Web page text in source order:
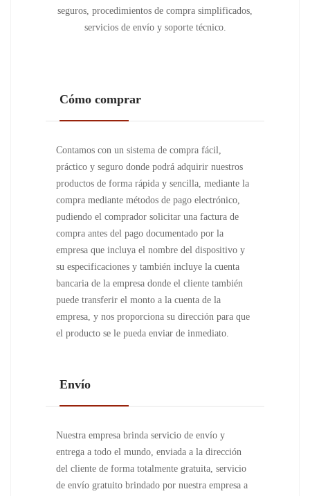
seguros, procedimientos de compra simplificados,
servicios de envío y soporte técnico.
Cómo comprar
Contamos con un sistema de compra fácil,
práctico y seguro donde podrá adquirir nuestros
productos de forma rápida y sencilla, mediante la
compra mediante métodos de pago electrónico,
pudiendo el comprador solicitar una factura de
compra antes del pago documentado por la
empresa que incluya el nombre del dispositivo y
su especificaciones y también incluye la cuenta
bancaria de la empresa donde el cliente también
puede transferir el monto a la cuenta de la
empresa, y nos proporciona su dirección para que
el producto se le pueda enviar de inmediato.
Envío
Nuestra empresa brinda servicio de envío y
entrega a todo el mundo, enviada a la dirección
del cliente de forma totalmente gratuita, servicio
de envío gratuito brindado por nuestra empresa a